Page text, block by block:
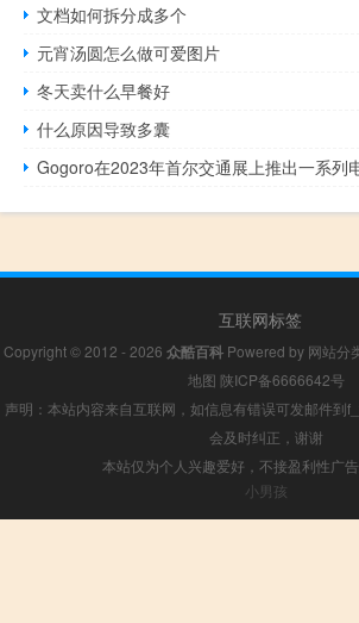
文档如何拆分成多个
元宵汤圆怎么做可爱图片
冬天卖什么早餐好
什么原因导致多囊
Gogoro在2023年首尔交通展上推出一系列
互联网标签
Copyright © 2012 - 2026 众酷百科 Powered by 网站分
地图 陕ICP备6666642号
声明：本站内容来自互联网，如信息有错误可发邮件到
会及时纠正，谢谢
本站仅为个人兴趣爱好，不接盈利性广
小男孩